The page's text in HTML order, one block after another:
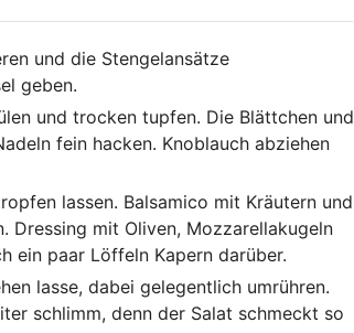
und die Stengelansätze
geben.
und trocken tupfen. Die Blättchen und
fein hacken. Knoblauch abziehen
lassen. Balsamico mit Kräutern und
Dressing mit Oliven, Mozzarellakugeln
ein paar Löffeln Kapern darüber.
lasse, dabei gelegentlich umrühren.
schlimm, denn der Salat schmeckt so